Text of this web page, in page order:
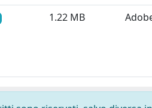
1.22 MB